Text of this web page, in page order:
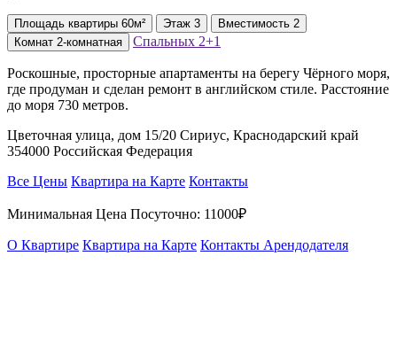
Площадь квартиры 60м² Этаж 3 Вместимость 2
Комнат 2-комнатная Спальных 2+1
Роскошные, просторные апартаменты на берегу Чёрного моря,
где продуман и сделан ремонт в английском стиле. Расстояние
до моря 730 метров.
Цветочная улица, дом 15/20 Сириус, Краснодарский край
354000 Российская Федерация
Все Цены Квартира на Карте Контакты
Минимальная Цена Посуточно: 11000₽
О Квартире Квартира на Карте Контакты Арендодателя